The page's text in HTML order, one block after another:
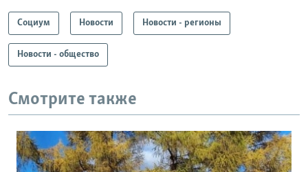
Социум Новости Новости - регионы
Новости - общество
Смотрите также